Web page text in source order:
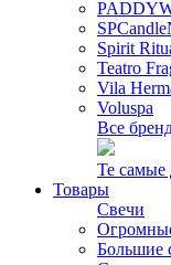
SPCandle
Spirit
Teatro
Vila
Voluspa
Все
Те самые
Товары
Свечи
Большие